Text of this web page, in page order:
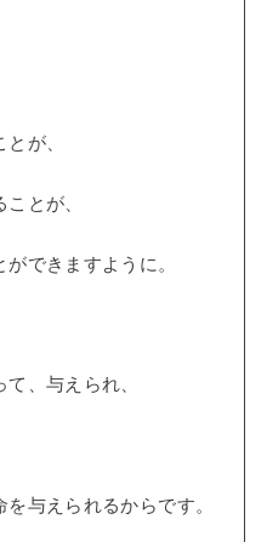
が、
とが、
できますように。
、与えられ、
与えられるからです。